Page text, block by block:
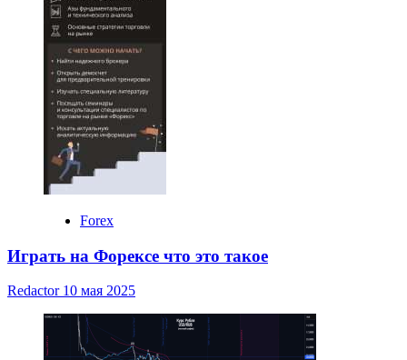
Forex
Играть на Форексе что это такое
Redactor 10 мая 2025